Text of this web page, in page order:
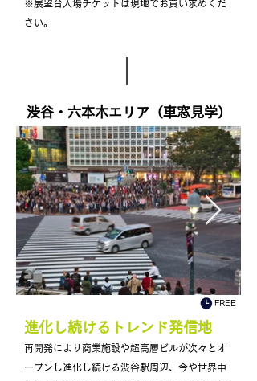
※展望台入場チケットは現地でお買い求めくだ
さい。
​渋谷・六本木エリア（車窓見学）
FREE
再開発により商業施設や超高層ビルが次々とオ
ープンし進化し続ける渋谷駅周辺、今や世界中
​進化し続けるトレンド発信地